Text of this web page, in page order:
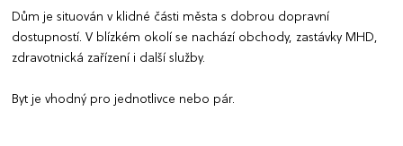
Dům je situován v klidné části města s dobrou dopravní
dostupností. V blízkém okolí se nachází obchody, zastávky MHD,
zdravotnická zařízení i další služby.
Byt je vhodný pro jednotlivce nebo pár.